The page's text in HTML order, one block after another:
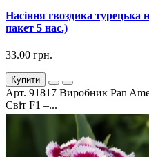
Насіння гвоздика турецька
пакет 5 нас.)
33.00 грн.
Купити
Арт. 91817 Виробник Pan
Світ F1 –...